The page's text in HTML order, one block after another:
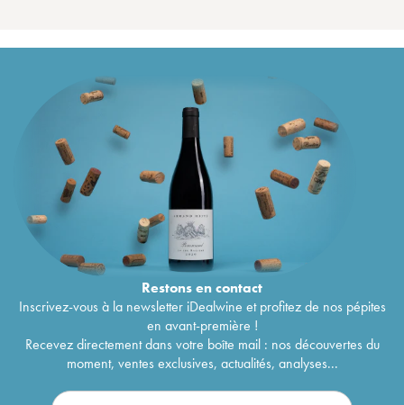
Restons encontact
Inscrivez-vous à la newsletter iDealwine et profitez de nos pépites
en avant-première !
Recevez directement dans votre boîte mail : nos découvertes du
moment, ventes exclusives, actualités, analyses...